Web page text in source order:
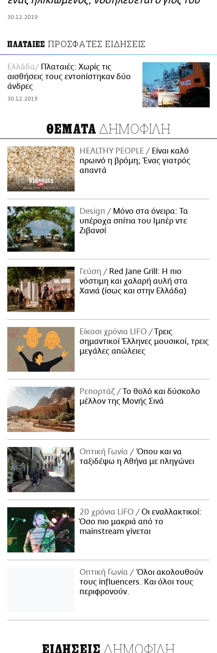
30.12.2019
ΠΛΑΤΑΙΕΣ ΠΡΟΣΦΑΤΕΣ ΕΙΔΗΣΕΙΣ
Ελλάδα
Πλαταιές: Χωρίς τις
αισθήσεις τους εντοπίστηκαν δύο
άνδρες
30.12.2019
ΘΕΜΑΤΑ ΔΗΜΟΦΙΛΗ
HEALTHY PEOPLE
Είναι καλό
πρωινό η βρόμη; Ένας γιατρός
απαντά
Design
Μόνο στα όνειρα: Τα
υπέροχα σπίτια του Ιμπέρ ντε
Ζιβανσί
Γεύση
Red Jane Grill: Η πιο
νόστιμη και χαλαρή αυλή στα
Χανιά (ίσως και στην Ελλάδα)
Είκοσι χρόνια LIFO
Tρεις
σημαντικοί Έλληνες μουσικοί, τρεις
μεγάλες απώλειες
Ρεπορτάζ
Το θολό και δύσκολο
μέλλον της Μονής Σινά
Οπτική Γωνία
Όπου και να
ταξιδέψω η Αθήνα με πληγώνει
20 χρόνια LiFO
Οι εναλλακτικοί:
Όσο πιο μακριά από το
mainstream γίνεται
Οπτική Γωνία
Όλοι ακολουθούν
τους influencers. Και όλοι τους
περιφρονούν.
ΕΙΔΗΣΕΙΣ ΔΗΜΟΦΙΛΗ